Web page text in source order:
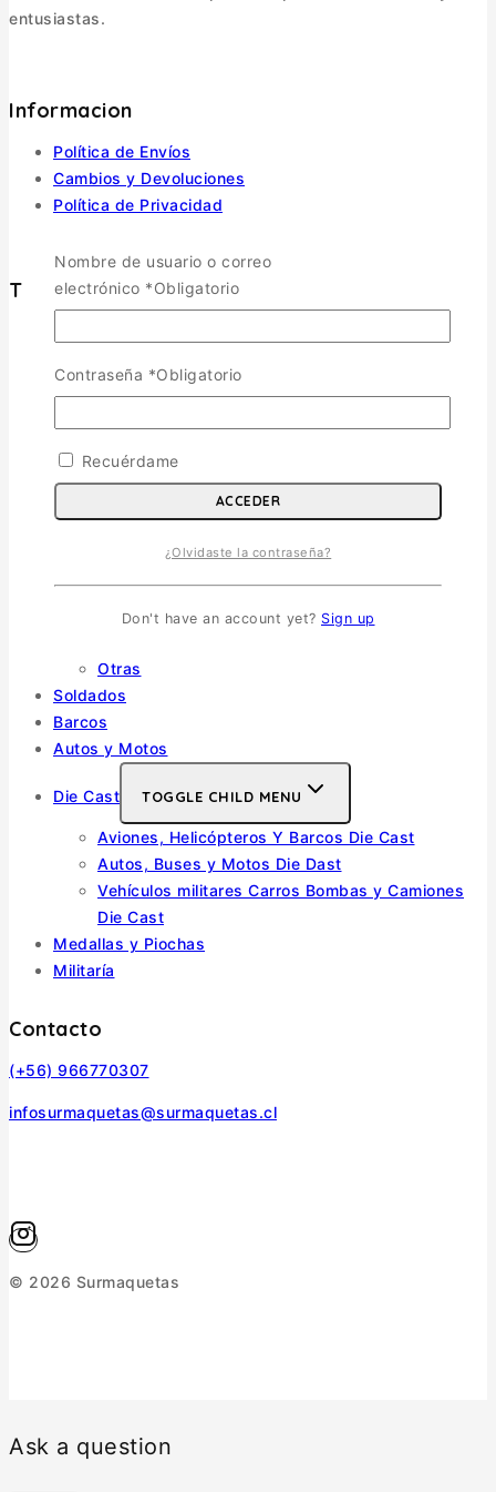
entusiastas.
Informacion
Política de Envíos
Cambios y Devoluciones
Política de Privacidad
Tienda
Escala 1/72
Escala 1/32
Helicópteros
Escala 1/35
Otras
Soldados
Barcos
Autos y Motos
Die Cast TOGGLE CHILD MENU
Aviones, Helicópteros Y Barcos Die Cast
Autos, Buses y Motos Die Dast
Vehículos militares Carros Bombas y Camiones
Die Cast
Medallas y Piochas
Militaría
Contacto
(+56) 966770307
infosurmaquetas@surmaquetas.cl
© 2026 Surmaquetas
Ask a question
Nombre de usuario o correo
electrónico *Obligatorio
Contraseña *Obligatorio
Recuérdame
ACCEDER
¿Olvidaste la contraseña?
Don't have an account yet? Sign up